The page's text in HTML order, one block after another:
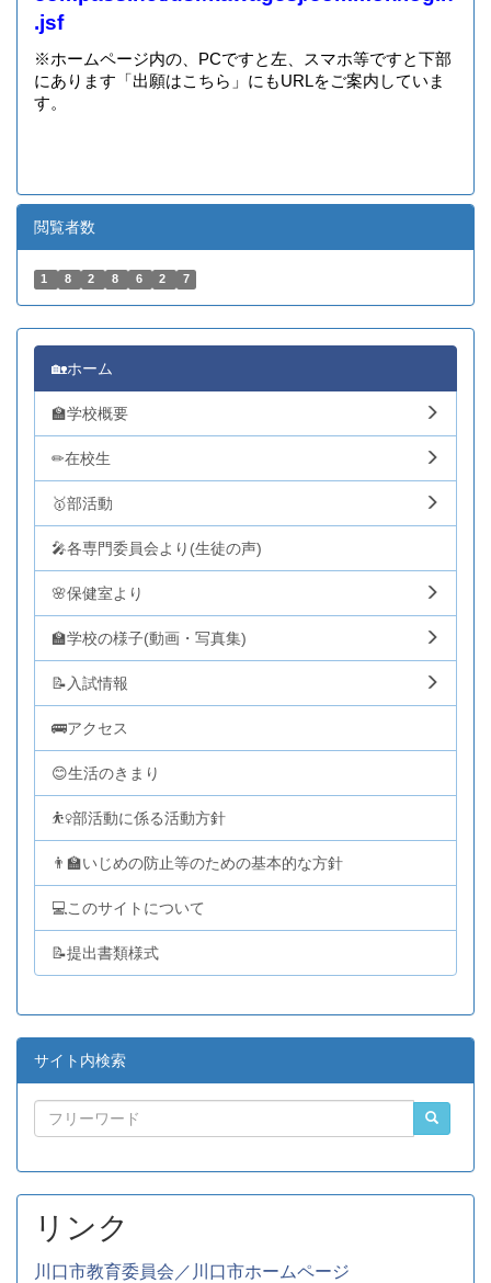
.jsf
※ホームページ内の、PCですと左、スマホ等ですと下部
にあります「出願はこちら」にもURLをご案内していま
す。
閲覧者数
1 8 2 8 6 2 7
🏡ホーム
🏫学校概要
✏在校生
🥇部活動
🎤各専門委員会より(生徒の声)
🌸保健室より
🏫学校の様子(動画・写真集)
📝入試情報
🚌アクセス
😊生活のきまり
⛹️‍♀️部活動に係る活動方針
👨‍🏫いじめの防止等のための基本的な方針
💻このサイトについて
📝提出書類様式
サイト内検索
リンク
川口市教育委員会／川口市ホームページ